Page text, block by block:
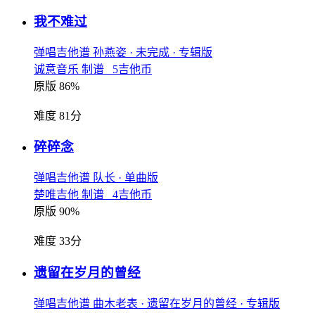
我不难过
弹唱吉他谱 孙燕姿 · 未完成 · 专辑版
诚意音乐 制谱 5吉他币
原版 86%
难度 81分
碎碎念
弹唱吉他谱 队长 · 单曲版
楚唯吉他 制谱 4吉他币
原版 90%
难度 33分
遗留在岁月的曾经
弹唱吉他谱 曲木老表 · 遗留在岁月的曾经 · 专辑版